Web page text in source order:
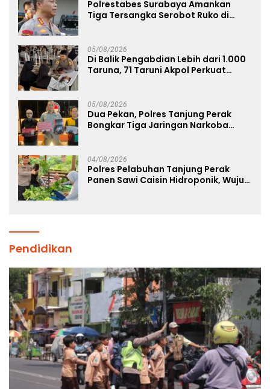
Polrestabes Surabaya Amankan
Tiga Tersangka Serobot Ruko di
05/08/2026
Di Balik Pengabdian Lebih dari 1.000
Taruna, 71 Taruni Akpol Perkuat
05/08/2026
Dua Pekan, Polres Tanjung Perak
Bongkar Tiga Jaringan Narkoba
04/08/2026
Polres Pelabuhan Tanjung Perak
Panen Sawi Caisin Hidroponik, Wujud
Pendidikan